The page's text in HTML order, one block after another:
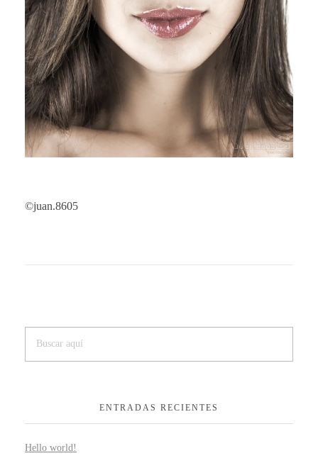
©juan.8605
ENTRADAS RECIENTES
Hello world!